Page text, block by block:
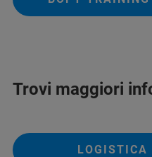
Trovi maggiori
LOGISTICA